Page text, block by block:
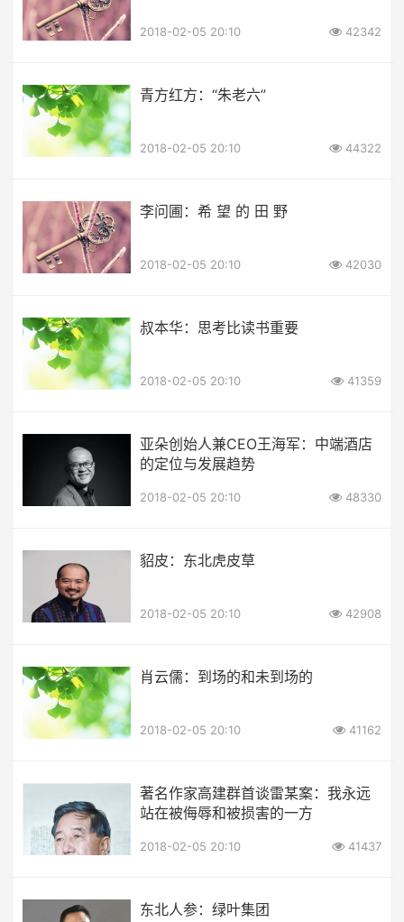
2018-02-05 20:10 42342
青方红方：“朱老六”
2018-02-05 20:10 44322
李问圃：希 望 的 田 野
2018-02-05 20:10 42030
叔本华：思考比读书重要
2018-02-05 20:10 41359
亚朵创始人兼CEO王海军：中端酒店
的定位与发展趋势
2018-02-05 20:10 48330
貂皮：东北虎皮草
2018-02-05 20:10 42908
肖云儒：到场的和未到场的
2018-02-05 20:10 41162
著名作家高建群首谈雷某案：我永远
站在被侮辱和被损害的一方
2018-02-05 20:10 41437
东北人参：绿叶集团